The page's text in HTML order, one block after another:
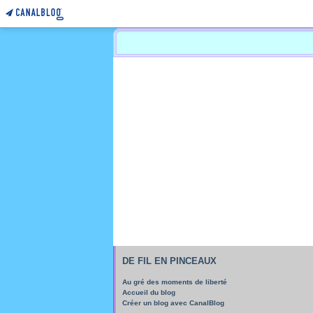
DE FIL EN PINCEAUX
Au gré des moments de liberté
Accueil du blog
Créer un blog avec CanalBlog